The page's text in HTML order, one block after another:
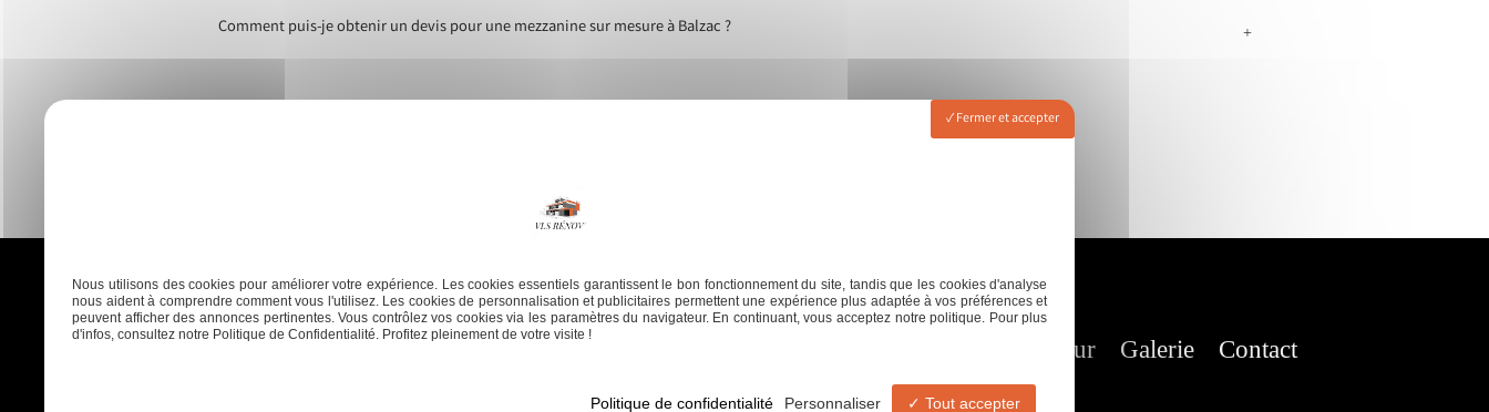
Comment puis-je obtenir un devis pour une mezzanine sur mesure à Balzac ? +
Accueil Revêtement de mur Galerie Contact
Fermer et accepter
Nous utilisons des cookies pour améliorer votre expérience. Les cookies essentiels garantissent le bon fonctionnement du site, tandis que les cookies d'analyse
nous aident à comprendre comment vous l'utilisez. Les cookies de personnalisation et publicitaires permettent une expérience plus adaptée à vos préférences et
peuvent afficher des annonces pertinentes. Vous contrôlez vos cookies via les paramètres du navigateur. En continuant, vous acceptez notre politique. Pour plus
d'infos, consultez notre Politique de Confidentialité. Profitez pleinement de votre visite !
Tout accepter
Personnaliser
Politique de confidentialité